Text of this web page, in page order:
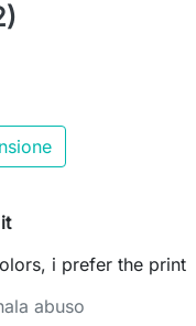
i prefer the print
abuso